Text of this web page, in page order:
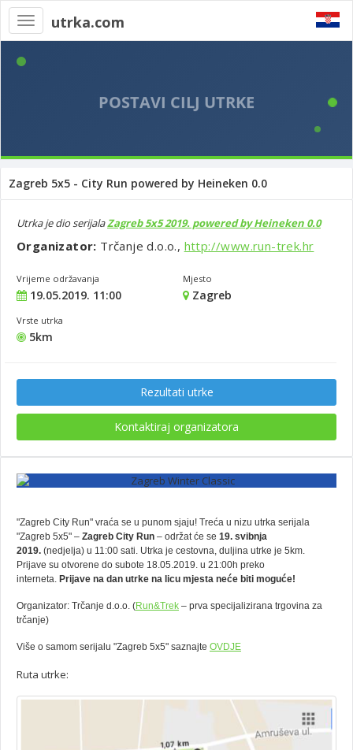
Toggle
navigation
utrka.com
Zagreb 5x5 - City Run powered by Heineken 0.0
Utrka je dio serijalaZagreb 5x5 2019. powered by Heineken 0.0
Organizator: Trčanje d.o.o., http://www.run-trek.hr
Vrijeme održavanja
19.05.2019. 11:00
Mjesto
Zagreb
Vrste utrka
5km
Rezultati utrke
Kontaktiraj organizatora
"Zagreb City Run" vraća se u punom sjaju! Treća u nizu utrka serijala
"Zagreb 5x5" – Zagreb City Run – održat će se 19. svibnja
2019. (nedjelja) u 11:00 sati. Utrka je cestovna, duljina utrke je 5km.
Prijave su otvorene do subote 18.05.2019. u 21:00h preko
interneta. Prijave na dan utrke na licu mjesta neće biti moguće!
Organizator: Trčanje d.o.o. (Run&Trek – prva specijalizirana trgovina za
trčanje)
Više o samom serijalu "Zagreb 5x5" saznajte OVDJE
Ruta utrke: